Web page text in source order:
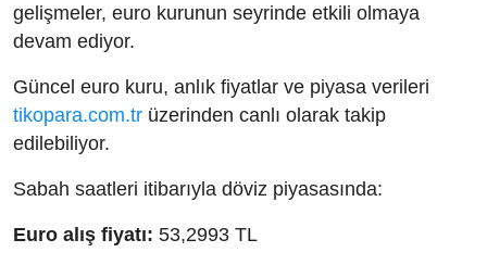
gelişmeler, euro kurunun seyrinde etkili olmaya
devam ediyor.
Güncel euro kuru, anlık fiyatlar ve piyasa verileri
tikopara.com.tr üzerinden canlı olarak takip
edilebiliyor.
Sabah saatleri itibarıyla döviz piyasasında:
Euro alış fiyatı: 53,2993 TL